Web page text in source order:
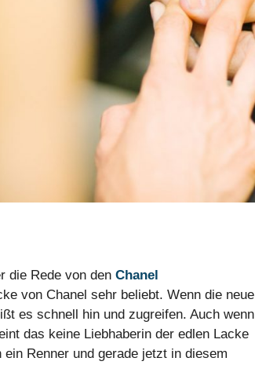
die Rede von den Chanel
von Chanel sehr beliebt. Wenn die neue
es schnell hin und zugreifen. Auch wenn
das keine Liebhaberin der edlen Lacke
ein Renner und gerade jetzt in diesem